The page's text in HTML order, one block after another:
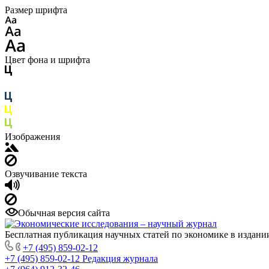
Размер шрифта
Цвет фона и шрифта
Изображения
Озвучивание текста
Обычная версия сайта
Бесплатная публикация научных статей по экономике в
+7 (495) 859-02-12
+7 (495) 859-02-12 Редакция журнала